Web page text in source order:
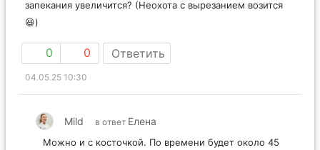
запекания увеличится? (Неохота с вырезанием возится
😆)
0 0 Ответить
04.05.25 10:30
Mild в ответ Елена
Можно и с косточкой. По времени будет около 45